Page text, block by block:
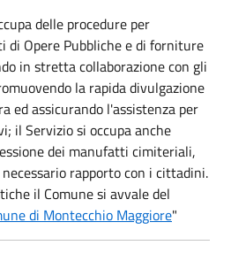
delle procedure per
Opere Pubbliche e di forniture
in stretta collaborazione con gli
la rapida divulgazione
ed assicurando l'assistenza per
il Servizio si occupa anche
dei manufatti cimiteriali,
rapporto con i cittadini.
il Comune si avvale del
di Montecchio Maggiore"